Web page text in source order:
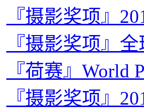
『摄影奖项』
『摄影奖项』
『荷赛』World
『摄影奖项』